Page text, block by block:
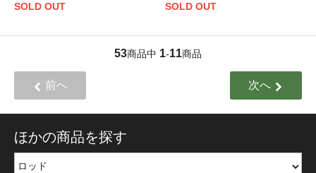
SOLD OUT
SOLD OUT
53商品中 1-11商品
前へ 次へ
ほかの商品を探す